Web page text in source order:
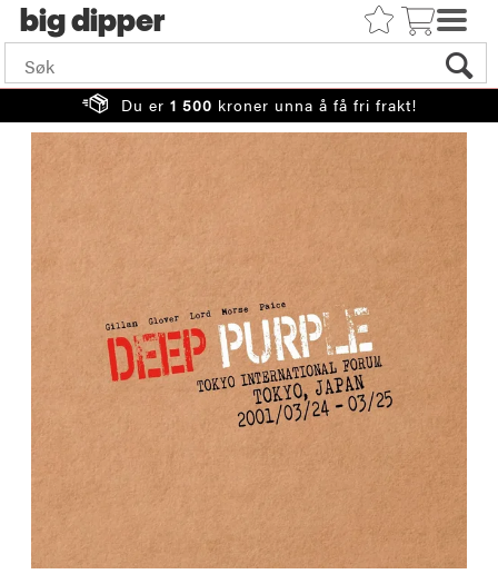
big
Du er 1 500 kroner unna å få fri frakt!